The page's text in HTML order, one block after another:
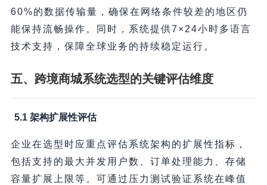
60%的数据传输量，确保在网络条件较差的地区仍
能保持流畅操作。同时，系统提供7×24小时多语言
技术支持，保障全球业务的持续稳定运行。
五、跨境商城系统选型的关键评估维度
5.1 架构扩展性评估
企业在选型时应重点评估系统架构的扩展性指标，
包括支持的最大并发用户数、订单处理能力、存储
容量扩展上限等。可通过压力测试验证系统在峰值